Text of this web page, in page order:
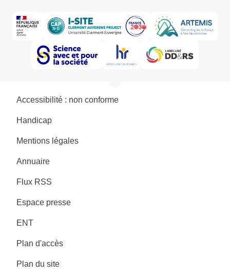
Accessibilité : non conforme
Handicap
Mentions légales
Annuaire
Flux RSS
Espace presse
ENT
Plan d'accès
Plan du site